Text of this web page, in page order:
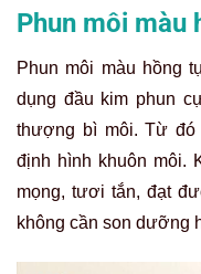
Phun môi màu
Phun môi màu hồng
dụng đầu kim phun
thượng bì môi. Từ đó
định hình khuôn môi.
mọng, tươi tắn, đạt
không cần son dưỡng